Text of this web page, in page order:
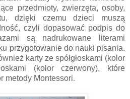
przedmioty, zwierzęta, osoby,
dzięki czemu dzieci muszą
czyli dopasować podpis do
są nadrukowane literami
przygotowanie do nauki pisania.
karty ze spółgłoskami (kolor
(kolor czerwony), które
metody Montessori.